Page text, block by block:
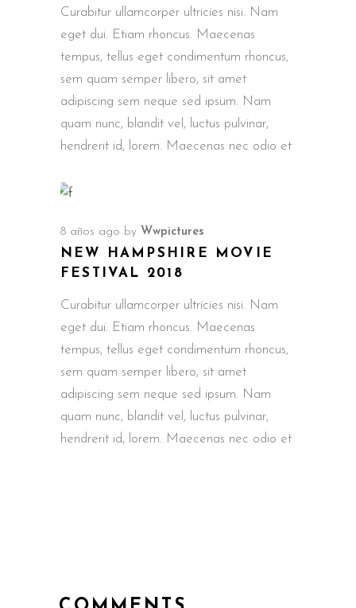
Curabitur ullamcorper ultricies nisi. Nam
eget dui. Etiam rhoncus. Maecenas
tempus, tellus eget condimentum rhoncus,
sem quam semper libero, sit amet
adipiscing sem neque sed ipsum. Nam
quam nunc, blandit vel, luctus pulvinar,
hendrerit id, lorem. Maecenas nec odio et
8 años ago by Wwpictures
NEW HAMPSHIRE MOVIE
FESTIVAL 2018
Curabitur ullamcorper ultricies nisi. Nam
eget dui. Etiam rhoncus. Maecenas
tempus, tellus eget condimentum rhoncus,
sem quam semper libero, sit amet
adipiscing sem neque sed ipsum. Nam
quam nunc, blandit vel, luctus pulvinar,
hendrerit id, lorem. Maecenas nec odio et